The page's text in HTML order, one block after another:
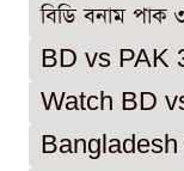
বিডি বনাম পাক
BD vs PAK
Watch BD